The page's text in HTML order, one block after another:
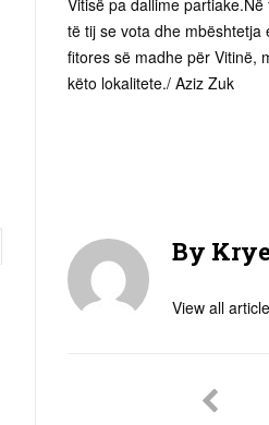
Vitisë pa dallime
të tij se vota dhe
fitores së madhe për Vitinë,
këto lokalitete./ Aziz Zuk
By
View all